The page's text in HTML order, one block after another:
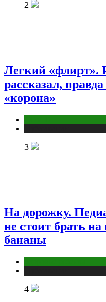
2
Легкий «флирт».
рассказал,
«корона»
3
На дорожку.
не стоит брать на
бананы
4